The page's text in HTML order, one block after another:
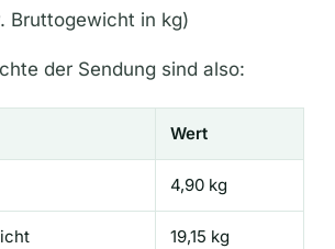
Bruttogewicht in kg)
der Sendung sind also:
Wert
4,90 kg
19,15 kg